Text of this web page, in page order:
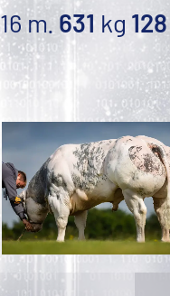
16 m. 631 kg 128